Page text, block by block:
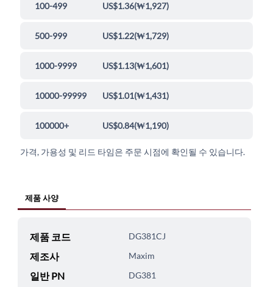
100-499 US$1.36(₩1,927)
500-999 US$1.22(₩1,729)
1000-9999 US$1.13(₩1,601)
10000-99999 US$1.01(₩1,431)
100000+ US$0.84(₩1,190)
가격, 가용성 및 리드 타임은 주문 시점에 확인될 수 있습니다.
제품 사양
제품 코드 DG381CJ
제조사 Maxim
일반 PN DG381